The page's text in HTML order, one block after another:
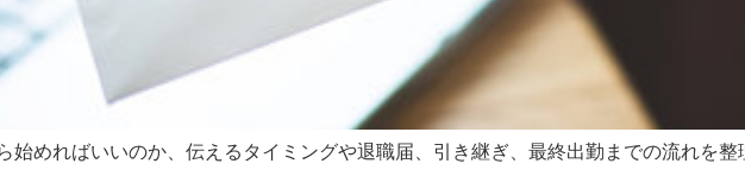
始めればいいのか、伝えるタイミングや退職届、引き継ぎ、最終出勤までの流れを